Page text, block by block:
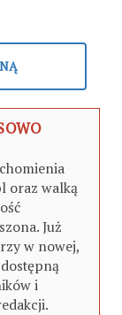
oraz walką
Już
w nowej,
i